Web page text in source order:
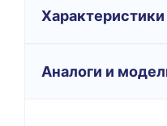
Характеристики
Аналоги и